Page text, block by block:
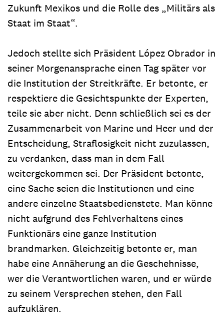
Zukunft Mexikos und die Rolle des „Militärs als
Staat im Staat“.
Jedoch stellte sich Präsident López Obrador in
seiner Morgenansprache einen Tag später vor
die Institution der Streitkräfte. Er betonte, er
respektiere die Gesichtspunkte der Experten,
teile sie aber nicht. Denn schließlich sei es der
Zusammenarbeit von Marine und Heer und der
Entscheidung, Straflosigkeit nicht zuzulassen,
zu verdanken, dass man in dem Fall
weitergekommen sei. Der Präsident betonte,
eine Sache seien die Institutionen und eine
andere einzelne Staatsbedienstete. Man könne
nicht aufgrund des Fehlverhaltens eines
Funktionärs eine ganze Institution
brandmarken. Gleichzeitig betonte er, man
habe eine Annäherung an die Geschehnisse,
wer die Verantwortlichen waren, und er würde
zu seinem Versprechen stehen, den Fall
aufzuklären.